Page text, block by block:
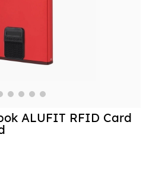
ALUFIT RFID Card